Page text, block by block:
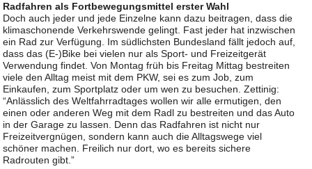
Radfahren als Fortbewegungsmittel erster Wahl
Doch auch jeder und jede Einzelne kann dazu beitragen, dass die
klimaschonende Verkehrswende gelingt. Fast jeder hat inzwischen
ein Rad zur Verfügung. Im südlichsten Bundesland fällt jedoch auf,
dass das (E-)Bike bei vielen nur als Sport- und Freizeitgerät
Verwendung findet. Von Montag früh bis Freitag Mittag bestreiten
viele den Alltag meist mit dem PKW, sei es zum Job, zum
Einkaufen, zum Sportplatz oder um wen zu besuchen. Zettinig:
“Anlässlich des Weltfahrradtages wollen wir alle ermutigen, den
einen oder anderen Weg mit dem Radl zu bestreiten und das Auto
in der Garage zu lassen. Denn das Radfahren ist nicht nur
Freizeitvergnügen, sondern kann auch die Alltagswege viel
schöner machen. Freilich nur dort, wo es bereits sichere
Radrouten gibt.”